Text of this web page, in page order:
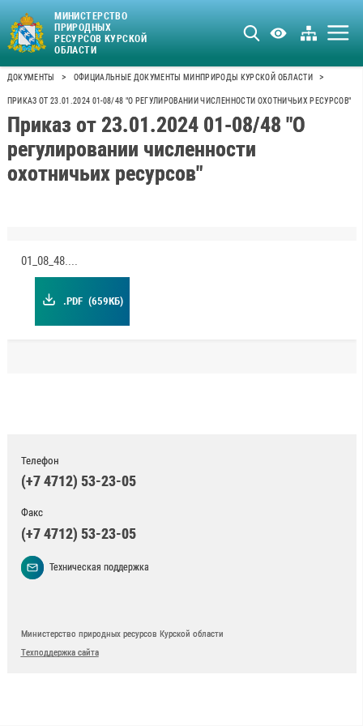
МИНИСТЕРСТВО
ПРИРОДНЫХ
РЕСУРСОВ КУРСКОЙ
ОБЛАСТИ
ДОКУМЕНТЫ > ОФИЦИАЛЬНЫЕ ДОКУМЕНТЫ МИНПРИРОДЫ КУРСКОЙ ОБЛАСТИ >
ПРИКАЗ ОТ 23.01.2024 01-08/48 "О РЕГУЛИРОВАНИИ ЧИСЛЕННОСТИ ОХОТНИЧЬИХ РЕСУРСОВ"
Приказ от 23.01.2024 01-08/48 "О
регулировании численности
охотничьих ресурсов"
01_08_48.pdf
.PDF (659КБ)
Телефон
(+7 4712) 53-23-05
Факс
(+7 4712) 53-23-05
Техническая поддержка
Министерство природных ресурсов Курской области
Техподдержка сайта